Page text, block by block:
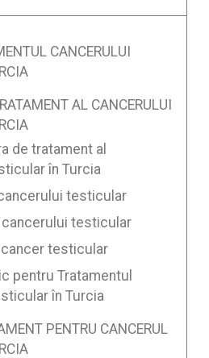
CANCERULUI
AL CANCERULUI
de tratament al
în Turcia
testicular
cancerului testicular
testicular
pentru Tratamentul
în Turcia
PENTRU CANCERUL